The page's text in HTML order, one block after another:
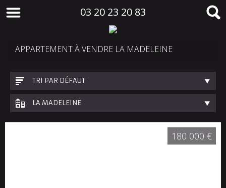
03 20 23 20 83
APPARTEMENT À VENDRE LA MADELEINE
TRI PAR DÉFAUT
LA MADELEINE
180 000 €